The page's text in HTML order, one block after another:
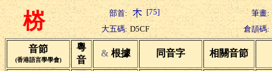
梤 部首: [75]
筆畫:
大五碼: D5CF 倉頡碼:
音節
(香港語言學學會)
粵
音
& 根據 同音字 相關音節